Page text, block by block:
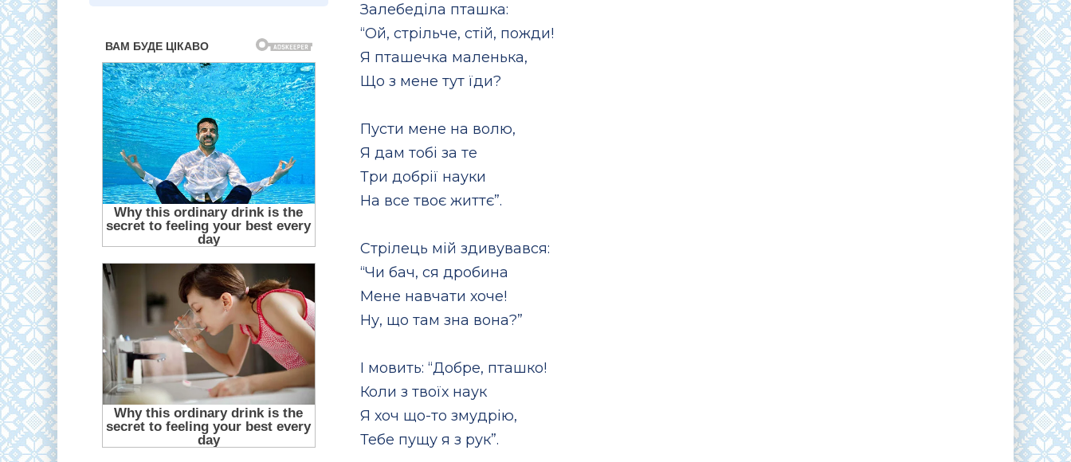
Залебеділа пташка:
“Ой, стрільче, стій, пожди!
Я пташечка маленька,
Що з мене тут їди?
Пусти мене на волю,
Я дам тобі за те
Три добрії науки
На все твоє життє”.
Стрілець мій здивувався:
“Чи бач, ся дробина
Мене навчати хоче!
Ну, що там зна вона?”
І мовить: “Добре, пташко!
Коли з твоїх наук
Я хоч що-то змудрію,
Тебе пущу я з рук”.